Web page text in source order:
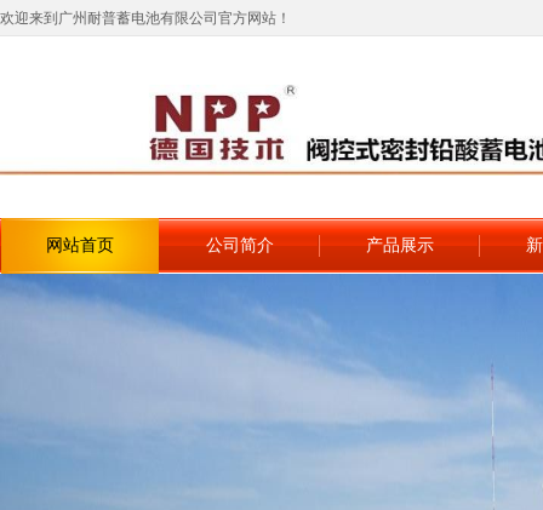
欢迎来到广州耐普蓄电池有限公司官方网站！
网站首页 公司简介 产品展示